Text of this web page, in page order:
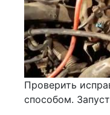
Проверить
способом.